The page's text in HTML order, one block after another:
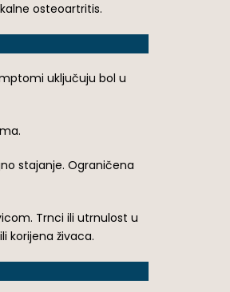
osteoartritis.
uključuju bol u
stajanje. Ograničena
Trnci ili utrnulost u
korijena živaca.